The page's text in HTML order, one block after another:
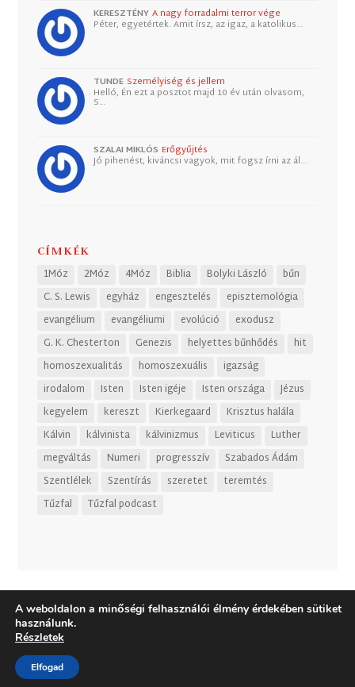
KERESZTÉNY A nagy forradalmi terror vége
Péter, egyetértek. Amit írsz, az igaz, a katolikus…
TUNDE Személyiség és jellem
Helló, Én ezt a posztot majd 10 év után olvasom,
S…
SZALAI MIKLÓS Erőgyűjtés
Jó pihenést, kiváncsi vagyok, mit fogsz írni az ál…
CÍMKÉK
1Móz 2Móz 4Móz Biblia Bolyki László
bűn
C. S. Lewis
egyház engesztelés
episztemológia
evangélium
evangéliumi evolúció
exodusz
G. K. Chesterton
Genezis helyettes bűnhődés
hit
homoszexualitás
homoszexuális
igazság
irodalom
Isten Isten igéje Isten országa
Jézus
kegyelem
kereszt Kierkegaard
Krisztus halála
Kálvin
kálvinista kálvinizmus Leviticus
Luther
megváltás
Numeri progresszív
Szabados Ádám
Szentlélek
Szentírás szeretet
teremtés
Tűzfal
Tűzfal podcast
Dizájn:
A weboldalon a minőségi felhasználói élmény érdekében sütiket
használunk.
Részletek
Elfogad